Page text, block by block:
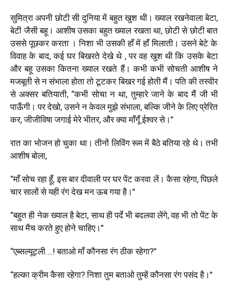
सुमित्रा अपनी छोटी सी दुनिया में बहुत खुश थी। ख्याल रखनेवाला बेटा,
बेटी जैसी बहू। आशीष उसका बहुत ख्याल रखता था, छोटी से छोटी बात
उससे पूछकर करता । निशा भी उसकी हाँ में हाँ मिलाती। उसने बेटे के
विवाह के बाद,कई घर बिखरते देखे थे ,पर वह खुश थी कि उसके बेटा
और बहू उसका कितना ख्याल रखते हैं। कभी कभी सोचती आशीष ने
मजबूती से न संभाला होता तो टूटकर बिखर गई होती मैं। पति की तस्वीर
से अक्सर बतियाती,“कभी सोचा न था, तुम्हारे जाने के बाद मैं जी भी
पाऊँगी। पर देखो,उसने न केवल मुझे संभाला,बल्कि जीने के लिए प्रेरित
कर,जीजीविषा जगाई मेरे भीतर, और क्या माँगूँ ईश्वर से।”
रात का भोजन हो चुका था। तीनों लिविंग रूम में बैठे बतिया रहे थे। तभी
आशीष बोला,
“माँ सोच रहा हूँ, इस बार दीवाली पर घर पेंट करवा लें। कैसा रहेगा, पिछले
चार सालों से यही रंग देख मन ऊब गया है।”
“बहुत ही नेक ख्याल है बेटा, साथ ही पर्दे भी बदलवा लेंगे, वह भी तो पेंट के
साथ मैच करते हुए होने चाहिए।”
“एब्सल्यूट्ली….! बताओ माँ कौनसा रंग ठीक रहेगा?”
“हल्का क्रीम कैसा रहेगा? निशा तुम बताओ तुम्हें कौनसा रंग पसंद है।”